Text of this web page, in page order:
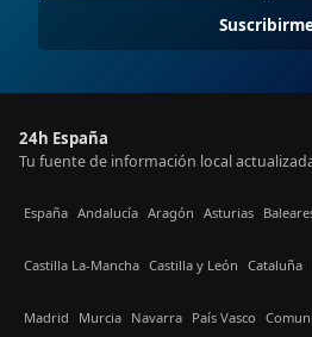
24h España
Tu fuente de información local
España Andalucía Aragón Asturias
Castilla La-Mancha Castilla y León Cataluña
Madrid Murcia Navarra País Vasco